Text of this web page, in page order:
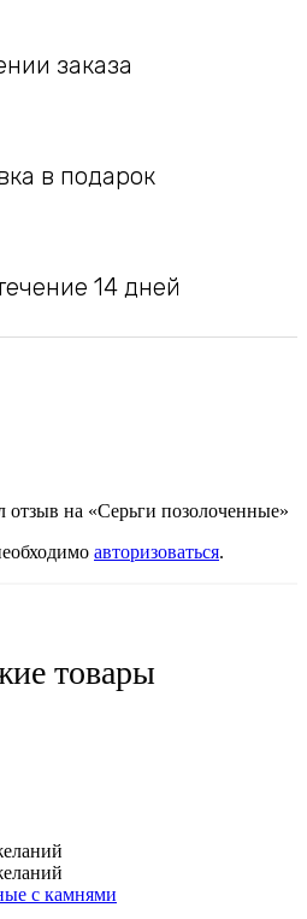
заказа
в подарок
14 дней
отзыв на «Серьги позолоченные»
авторизоваться.
товары